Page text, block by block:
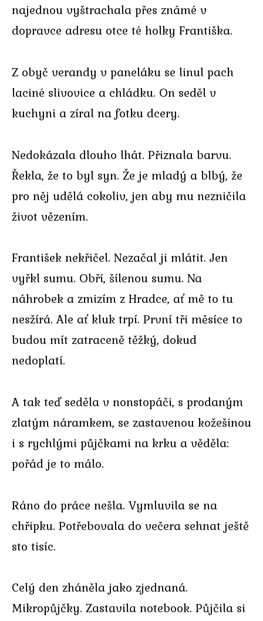
najednou vyštrachala přes známé v
dopravce adresu otce té holky Františka.
Z obyč verandy v paneláku se linul pach
laciné slivovice a chládku. On seděl v
kuchyni a zíral na fotku dcery.
Nedokázala dlouho lhát. Přiznala barvu.
Řekla, že to byl syn. Že je mladý a blbý, že
pro něj udělá cokoliv, jen aby mu nezničila
život vězením.
František nekřičel. Nezačal ji mlátit. Jen
vyřkl sumu. Obří, šílenou sumu. Na
náhrobek a zmizím z Hradce, ať mě to tu
nesžírá. Ale ať kluk trpí. První tři měsíce to
budou mít zatraceně těžký, dokud
nedoplatí.
A tak teď seděla v nonstopáči, s prodaným
zlatým náramkem, se zastavenou kožešinou
i s rychlými půjčkami na krku a věděla:
pořád je to málo.
Ráno do práce nešla. Vymluvila se na
chřipku. Potřebovala do večera sehnat ještě
sto tisíc.
Celý den zháněla jako zjednaná.
Mikropůjčky. Zastavila notebook. Půjčila si